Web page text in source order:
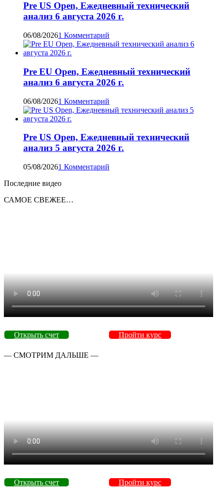
Pre US Open, Ежедневный технический
анализ 6 августа 2026 г.
06/08/20261 Комментарий
Pre EU Open, Ежедневный технический
анализ 6 августа 2026 г.
06/08/20261 Комментарий
Pre US Open, Ежедневный технический
анализ 5 августа 2026 г.
05/08/20261 Комментарий
Последние видео
САМОЕ СВЕЖЕЕ…
Открыть счет Пройти курс
— СМОТРИМ ДАЛЬШЕ —
Открыть счет Пройти курс